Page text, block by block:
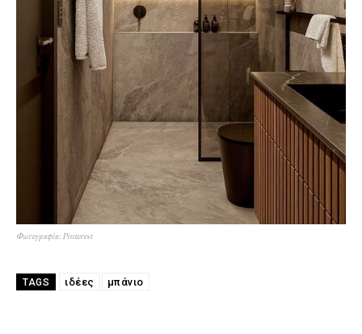
Φωτογραφία: Pinterest
TAGS ιδέες μπάνιο